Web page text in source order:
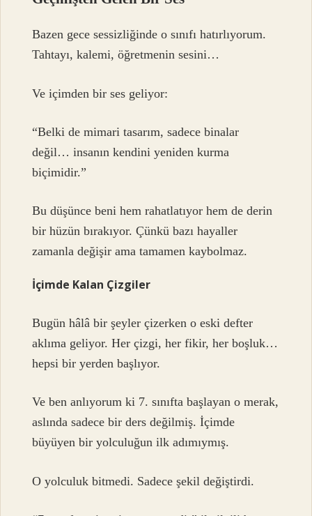
Bazen gece sessizliğinde o sınıfı hatırlıyorum.
Tahtayı, kalemi, öğretmenin sesini…
Ve içimden bir ses geliyor:
“Belki de mimari tasarım, sadece binalar
değil… insanın kendini yeniden kurma
biçimidir.”
Bu düşünce beni hem rahatlatıyor hem de derin
bir hüzün bırakıyor. Çünkü bazı hayaller
zamanla değişir ama tamamen kaybolmaz.
İçimde Kalan Çizgiler
Bugün hâlâ bir şeyler çizerken o eski defter
aklıma geliyor. Her çizgi, her fikir, her boşluk…
hepsi bir yerden başlıyor.
Ve ben anlıyorum ki 7. sınıfta başlayan o merak,
aslında sadece bir ders değilmiş. İçimde
büyüyen bir yolculuğun ilk adımıymış.
O yolculuk bitmedi. Sadece şekil değiştirdi.